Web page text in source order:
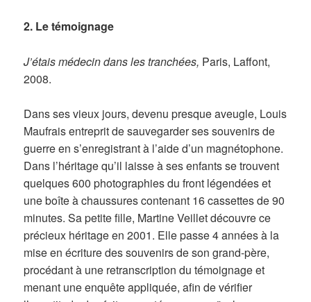
2. Le témoignage
J’étais médecin dans les tranchées, Paris, Laffont,
2008.
Dans ses vieux jours, devenu presque aveugle, Louis
Maufrais entreprit de sauvegarder ses souvenirs de
guerre en s’enregistrant à l’aide d’un magnétophone.
Dans l’héritage qu’il laisse à ses enfants se trouvent
quelques 600 photographies du front légendées et
une boîte à chaussures contenant 16 cassettes de 90
minutes. Sa petite fille, Martine Veillet découvre ce
précieux héritage en 2001. Elle passe 4 années à la
mise en écriture des souvenirs de son grand-père,
procédant à une retranscription du témoignage et
menant une enquête appliquée, afin de vérifier